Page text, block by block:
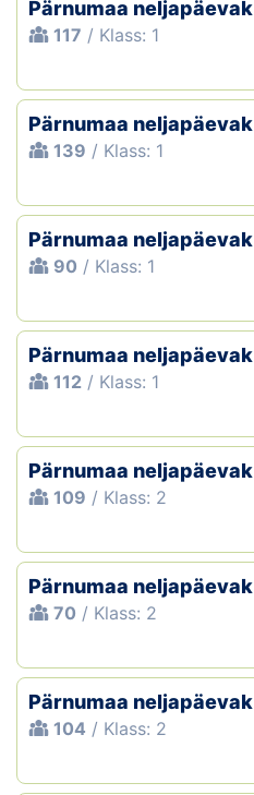
Pärnumaa neljapäevak
117 / Klass: 1
Pärnumaa neljapäevak
139 / Klass: 1
Pärnumaa neljapäevak
90 / Klass: 1
Pärnumaa neljapäevak
112 / Klass: 1
Pärnumaa neljapäevak
109 / Klass: 2
Pärnumaa neljapäevak
70 / Klass: 2
Pärnumaa neljapäevak
104 / Klass: 2